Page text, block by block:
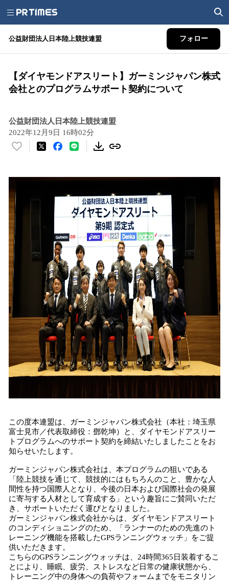
公益財団法人日本陸上競技連盟 フォロー
【ダイヤモンドアスリート】ガーミンジャパン株式
会社とのプログラムサポート契約について
公益財団法人日本陸上競技連盟
2022年12月9日 16時02分
い
この度本連盟は、ガーミンジャパン株式会社（本社：埼玉県
富士見市／代表取締役：鄧乾坤）と、ダイヤモンドアスリー
トプログラムへのサポート契約を締結いたしましたことをお
知らせいたします。
ガーミンジャパン株式会社は、本プログラムの狙いである
「陸上競技を通じて、競技的にはもちろんのこと、豊かな人
間性を持つ国際人となり、今後の日本および国際社会の発展
に寄与する人材として育成する」という趣旨にご賛同いただ
き、サポートいただく運びとなりました。
ガーミンジャパン株式会社からは、ダイヤモンドアスリート
のコンディショニングのため、「ランナーのための先進のト
レーニング機能を搭載したGPSランニングウォッチ」をご提
供いただきます。
こちらのGPSランニングウォッチは、24時間365日装着するこ
とにより、睡眠、疲労、ストレスなど日常の健康状態から、
トレーニング中の身体への負荷やフォームまでをモニタリン